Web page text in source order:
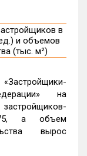
на
а объем
вырос